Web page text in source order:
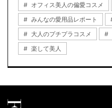
オフィス美人の偏愛コスメ
みんなの愛用品レポート
大人のプチプラコスメ
楽して美人